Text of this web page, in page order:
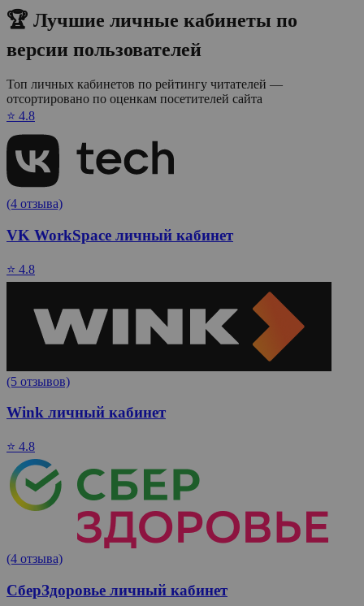
🏆 Лучшие личные кабинеты по
версии пользователей
Топ личных кабинетов по рейтингу читателей —
отсортировано по оценкам посетителей сайта
⭐ 4.8
(4 отзыва)
VK WorkSpace личный кабинет
⭐ 4.8
(5 отзывов)
Wink личный кабинет
⭐ 4.8
(4 отзыва)
СберЗдоровье личный кабинет